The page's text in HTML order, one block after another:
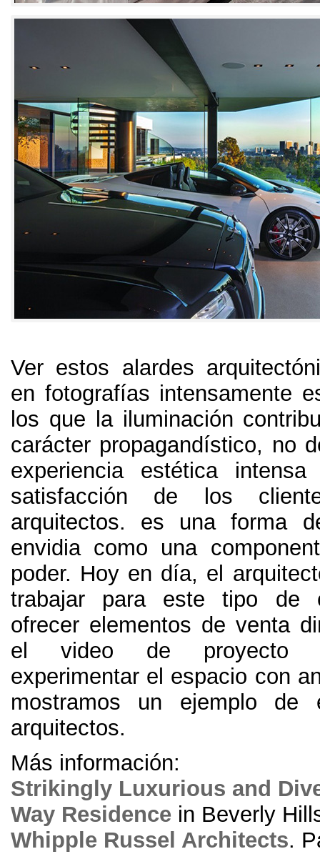
Ver estos alardes
en fotografías intensamente
los que la iluminación
carácter propagandístico, no
experiencia estética
satisfacción de los
arquitectos. es una forma
envidia como una
poder. Hoy en día, el
trabajar para este tipo de
ofrecer elementos de venta
el video de proyecto
experimentar el espacio con
mostramos un ejemplo de
arquitectos.
Más información:
Strikingly Luxurious and
Way Residence in Beverly
Whipple Russel Architects.